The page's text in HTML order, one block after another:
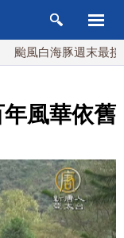
白海豚週末最接近台
風華依舊